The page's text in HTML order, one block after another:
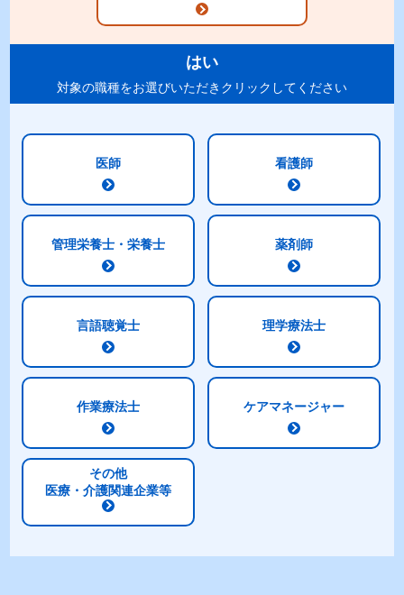
アレルギー 賞味期限・包装
商品特長
3つの大きな商品特長
①たんぱく質高配合(9g)でカラダづくりをサポート
たんぱく原料として吸収の良い「ホエイプロテイ
ン」を100％使用し、BCAAを配合
②ビタミンD高配合(20μg)でリハビリテーションをサ
③1食不足分※1の全ビタミン※2、鉄・銅・亜鉛を配合
し、日々の食事をサポート
※1 令和元年 国民健康・栄養調査(20歳以上の各性年代)の摂
取量(中央値)と、日本人の食事摂取基準(2020年版)の推奨量
または目安量を比較し、不足量の1/3(1食分を想定)以上を配
合。
※2 食品表示基準に規定された13種のビタミンを配合。
はい
対象の職種をお選びいただきクリックしてください
医師 看護師
管理栄養士・栄養士 薬剤師
言語聴覚士 理学療法士
作業療法士 ケアマネージャー
その他
医療・介護関連企業等